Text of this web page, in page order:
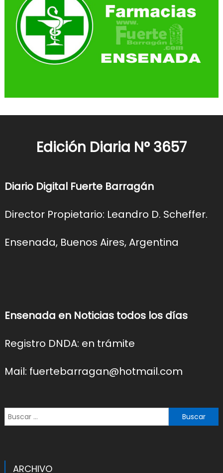
Edición Diaria N° 3657
Diario Digital Fuerte Barragán
Director Propietario: Leandro D. Scheffer.
Ensenada, Buenos Aires, Argentina
Ensenada en Noticias todos los días
Registro DNDA: en trámite
Mail: fuertebarragan@hotmail.com
Buscar:
ARCHIVO